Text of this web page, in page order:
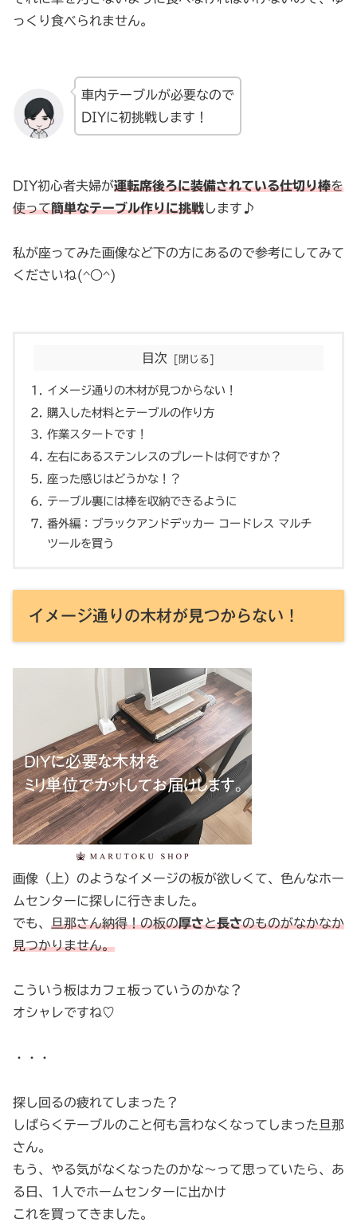
っくり食べられません。
車内テーブルが必要なので
DIYに初挑戦します！
DIY初心者夫婦が運転席後ろに装備されている仕切り棒を
使って簡単なテーブル作りに挑戦します♪
私が座ってみた画像など下の方にあるので参考にしてみて
くださいね(^○^)
目次
イメージ通りの木材が見つからない！
購入した材料とテーブルの作り方
作業スタートです！
左右にあるステンレスのプレートは何ですか？
座った感じはどうかな！？
テーブル裏には棒を収納できるように
番外編：ブラックアンドデッカー コードレス マルチ
ツールを買う
イメージ通りの木材が見つからない！
画像（上）のようなイメージの板が欲しくて、色んなホー
ムセンターに探しに行きました。
でも、 旦那さん納得！の板の厚さと長さのものがなかなか
見つかりません。
こういう板はカフェ板っていうのかな？
オシャレですね♡
・・・
探し回るの疲れてしまった？
しばらくテーブルのこと何も言わなくなってしまった旦那
さん。
もう、やる気がなくなったのかな〜って思っていたら、あ
る日、1人でホームセンターに出かけ
これを買ってきました。